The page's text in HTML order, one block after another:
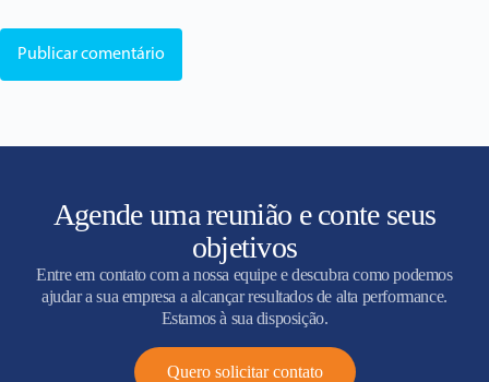
Publicar comentário
Agende uma reunião e conte seus
objetivos
Entre em contato com a nossa equipe e descubra como podemos
ajudar a sua empresa a alcançar resultados de alta performance.
Estamos à sua disposição.
Quero solicitar contato